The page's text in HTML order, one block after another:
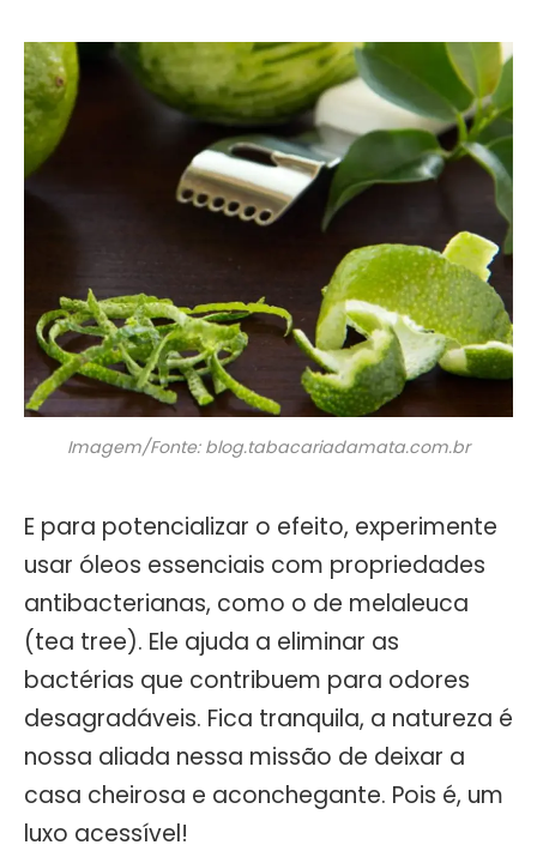
Imagem/Fonte: blog.tabacariadamata.com.br
E para potencializar o efeito, experimente
usar óleos essenciais com propriedades
antibacterianas, como o de melaleuca
(tea tree). Ele ajuda a eliminar as
bactérias que contribuem para odores
desagradáveis. Fica tranquila, a natureza é
nossa aliada nessa missão de deixar a
casa cheirosa e aconchegante. Pois é, um
luxo acessível!